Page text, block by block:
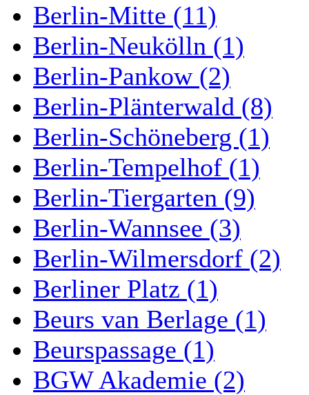
Berlin-Mitte (11)
Berlin-Neukölln (1)
Berlin-Pankow (2)
Berlin-Plänterwald (8)
Berlin-Schöneberg (1)
Berlin-Tempelhof (1)
Berlin-Tiergarten (9)
Berlin-Wannsee (3)
Berlin-Wilmersdorf (2)
Berliner Platz (1)
Beurs van Berlage (1)
Beurspassage (1)
BGW Akademie (2)